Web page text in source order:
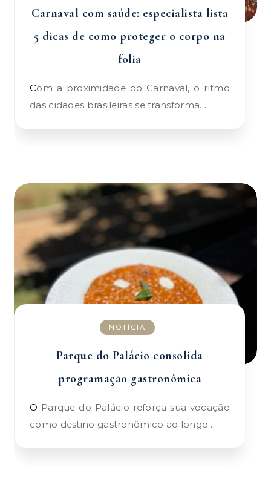
Carnaval com saúde: especialista lista
5 dicas de como proteger o corpo na
folia
Com a proximidade do Carnaval, o ritmo
das cidades brasileiras se transforma…
NOTÍCIA
Parque do Palácio consolida
programação gastronômica
O Parque do Palácio reforça sua vocação
como destino gastronômico ao longo…